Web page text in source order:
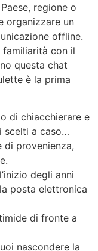
regione o
organizzare un
offline.
familiarità con il
questa chat
è la prima
di chiacchierare e
scelti a caso…
di provenienza,
degli anni
posta elettronica
di fronte a
nascondere la